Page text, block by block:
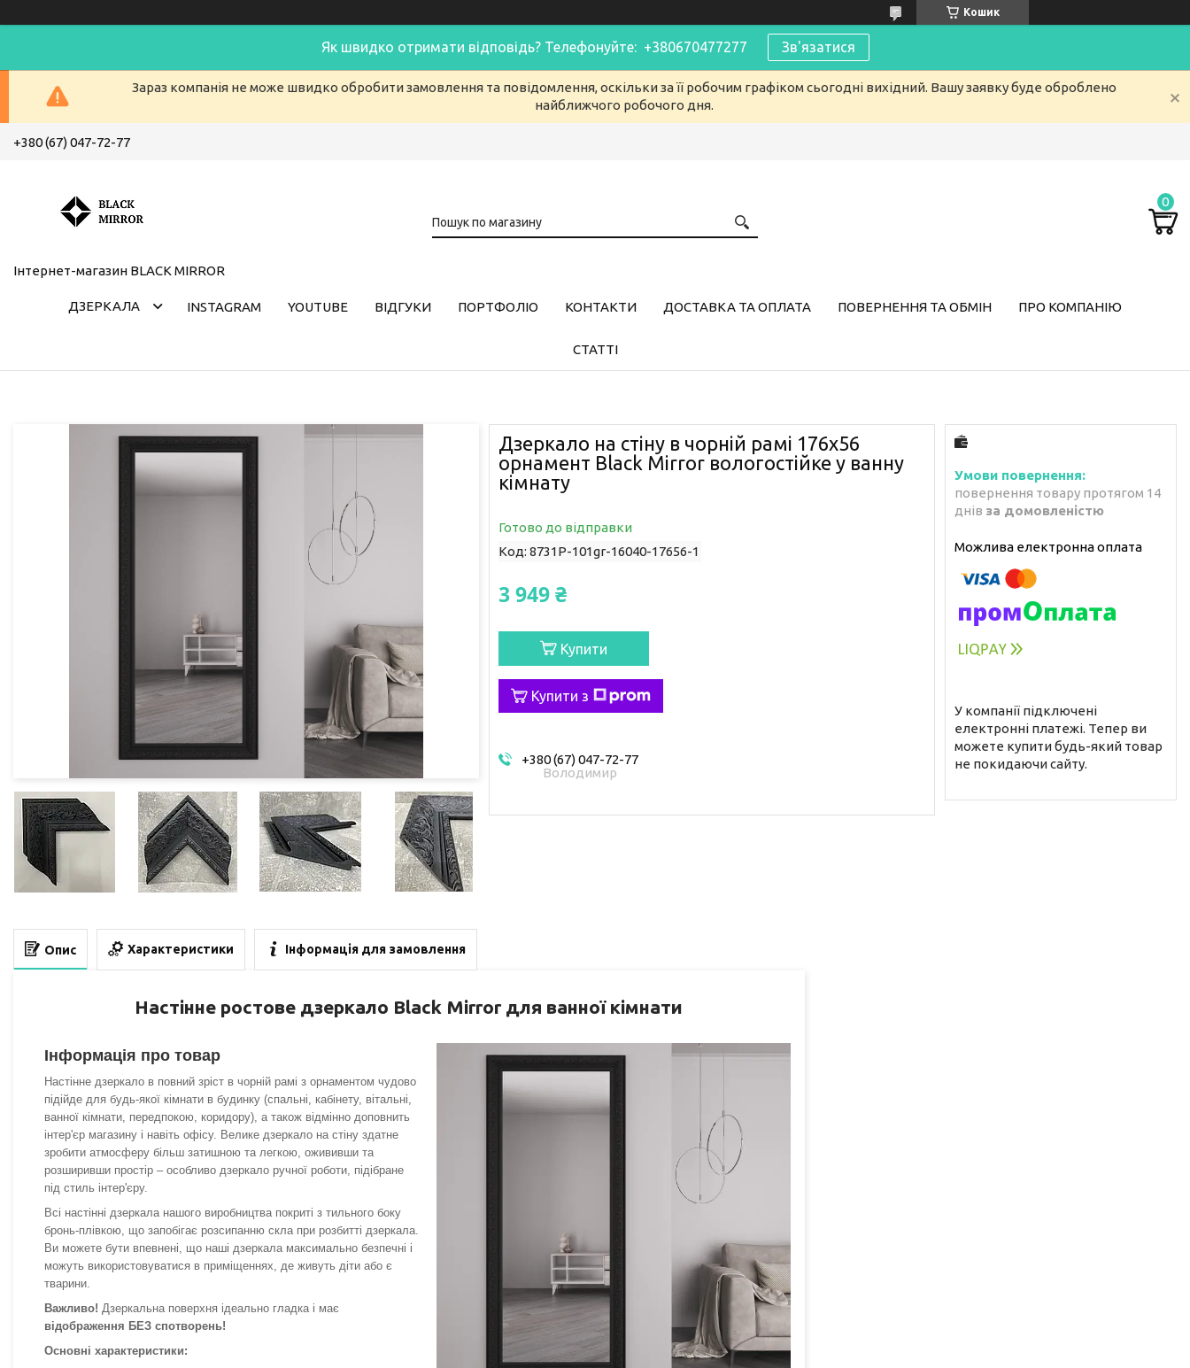
Кошик
Як швидко отримати відповідь? Телефонуйте: +380670477277 Зв'язатися
Зараз компанія не може швидко обробити замовлення та повідомлення, оскільки за її робочим графіком сьогодні вихідний. Вашу заявку буде оброблено
найближчого робочого дня.
+380 (67) 047-72-77
Інтернет-магазин BLACK MIRROR
ДЗЕРКАЛА INSTAGRAM YOUTUBE ВІДГУКИ ПОРТФОЛІО КОНТАКТИ ДОСТАВКА ТА ОПЛАТА ПОВЕРНЕННЯ ТА ОБМІН ПРО КОМПАНІЮ
СТАТТІ
Дзеркало на стіну в чорній рамі 176х56
орнамент Black Mirror вологостійке у ванну
кімнату
Готово до відправки
Код: 8731Р-101gr-16040-17656-1
3 949 ₴
Купити
Купити з
+380 (67) 047-72-77
Володимир
повернення товару протягом 14
днів за домовленістю
У компанії підключені
електронні платежі. Тепер ви
можете купити будь-який товар
не покидаючи сайту.
Опис Характеристики Інформація для замовлення
Настінне ростове дзеркало Black Mirror для ванної кімнати
Інформація про товар
Настінне дзеркало в повний зріст в чорній рамі з орнаментом чудово
підійде для будь-якої кімнати в будинку (спальні, кабінету, вітальні,
ванної кімнати, передпокою, коридору), а також відмінно доповнить
інтер'єр магазину і навіть офісу. Велике дзеркало на стіну здатне
зробити атмосферу більш затишною та легкою, ожививши та
розширивши простір – особливо дзеркало ручної роботи, підібране
під стиль інтер'єру.
Всі настінні дзеркала нашого виробництва покриті з тильного боку
бронь-плівкою, що запобігає розсипанню скла при розбитті дзеркала.
Ви можете бути впевнені, що наші дзеркала максимально безпечні і
можуть використовуватися в приміщеннях, де живуть діти або є
тварини.
Важливо! Дзеркальна поверхня ідеально гладка і має
відображення БЕЗ спотворень!
Основні характеристики: